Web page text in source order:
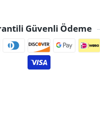
Güvenli Ödeme
Ödeme